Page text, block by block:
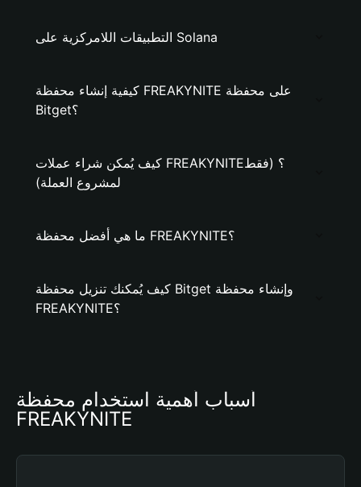
التطبيقات اللامركزية على Solana
كيفية إنشاء محفظة FREAKYNITE على محفظة
Bitget؟
كيف يُمكن شراء عملات FREAKYNITE؟ (فقط
لمشروع العملة)
ما هي أفضل محفظة FREAKYNITE؟
كيف يُمكنك تنزيل محفظة Bitget وإنشاء محفظة
FREAKYNITE؟
أسباب أهمية استخدام محفظة
FREAKYNITE